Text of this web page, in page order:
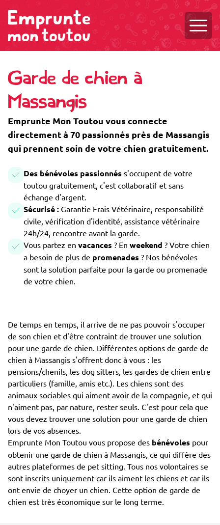
Garde de chien à
Massangis
Emprunte Mon Toutou vous connecte
directement à 70 passionnés près de Massangis
qui prennent soin de votre chien gratuitement.
Des bénévoles passionnés s'occupent de votre
toutou gratuitement, c'est collaboratif et sans
échange d'argent.
Sécurisé : Garantie Frais Vétérinaire, responsabilité
civile, vérification d'identité, assistance vétérinaire
24h/24, rencontre avant la garde.
Vous partez en vacances ? En weekend ? Votre chien
a besoin de plus de promenades ? Nos bénévoles
sont la solution parfaite pour la garde ou promenade
de votre chien.
De temps en temps, il arrive de ne pas pouvoir s'occuper
de son chien et d'être contraint de trouver une solution
pour une garde de chien. Différentes options de garde de
chien à Massangis s'offrent donc à vous : les
pensions/chenils, les dog sitters, les gardes de chien entre
particuliers (famille, amis etc.). Les chiens sont des
animaux sociables qui aiment avoir de la compagnie, et qui
n'aiment pas, par nature, rester seuls. C'est pour cela que
vous devez trouver une solution pour une garde de chien
lors de vos absences.
Emprunte Mon Toutou vous propose des bénévoles pour
obtenir une garde de chien à Massangis, ce qui diffère des
autres plateformes de pet sitting. Tous nos volontaires se
sont inscrits uniquement car ils aiment les chiens et car ils
ont envie de choyer un chien. Cette option de garde de
chien est très économique sur le long terme.